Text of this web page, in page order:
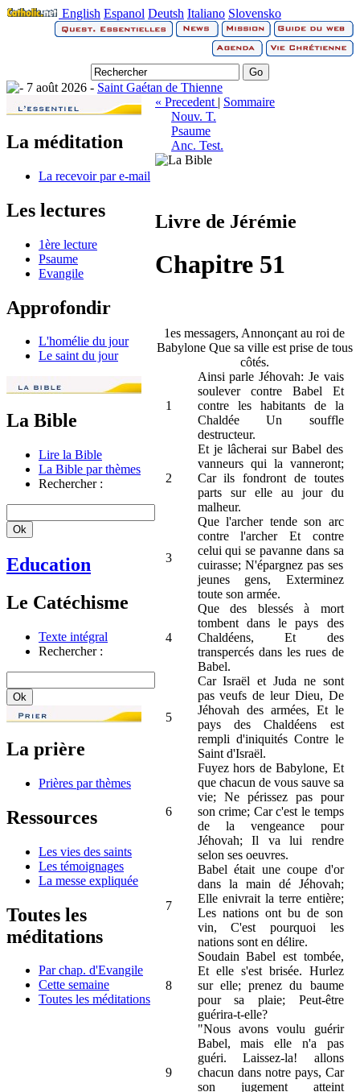
English Espanol Deutsh Italiano Slovensko
7 août 2026 - Saint Gaétan de Thienne
La méditation
La recevoir par e-mail
Les lectures
1ère lecture
Psaume
Evangile
Approfondir
L'homélie du jour
Le saint du jour
La Bible
Lire la Bible
La Bible par thèmes
Rechercher :
Education
Le Catéchisme
Texte intégral
Rechercher :
La prière
Prières par thèmes
Ressources
Les vies des saints
Les témoignages
La messe expliquée
Toutes les
méditations
Par chap. d'Evangile
Cette semaine
Toutes les méditations
« Precedent | Sommaire
Nouv. T.
Psaume
Anc. Test.
Livre de Jérémie
Chapitre 51
1es messagers, Annonçant au roi de
Babylone Que sa ville est prise de tous
côtés.
1
Ainsi parle Jéhovah: Je vais
soulever contre Babel Et
contre les habitants de la
Chaldée Un souffle
destructeur.
2
Et je lâcherai sur Babel des
vanneurs qui la vanneront;
Car ils fondront de toutes
parts sur elle au jour du
malheur.
3
Que l'archer tende son arc
contre l'archer Et contre
celui qui se pavanne dans sa
cuirasse; N'épargnez pas ses
jeunes gens, Exterminez
toute son armée.
4
Que des blessés à mort
tombent dans le pays des
Chaldéens, Et des
transpercés dans les rues de
Babel.
5
Car Israël et Juda ne sont
pas veufs de leur Dieu, De
Jéhovah des armées, Et le
pays des Chaldéens est
rempli d'iniquités Contre le
Saint d'Israël.
6
Fuyez hors de Babylone, Et
que chacun de vous sauve sa
vie; Ne périssez pas pour
son crime; Car c'est le temps
de la vengeance pour
Jéhovah; Il va lui rendre
selon ses oeuvres.
7
Babel était une coupe d'or
dans la main dé Jéhovah;
Elle enivrait la terre entière;
Les nations ont bu de son
vin, C'est pourquoi les
nations sont en délire.
8
Soudain Babel est tombée,
Et elle s'est brisée. Hurlez
sur elle; prenez du baume
pour sa plaie; Peut-être
guérira-t-elle?
9
"Nous avons voulu guérir
Babel, mais elle n'a pas
guéri. Laissez-la! allons
chacun dans notre pays, Car
son jugement atteint